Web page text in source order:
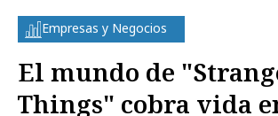
Empresas y Negocios
El mundo de
Things" cobra vida